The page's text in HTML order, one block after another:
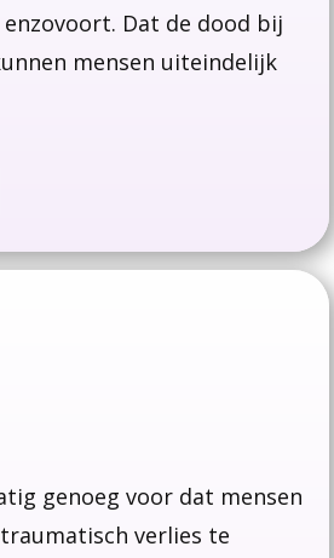
Dat de dood bij
mensen uiteindelijk
genoeg voor dat mensen
verlies te